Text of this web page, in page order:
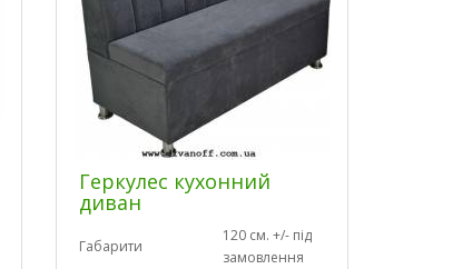
Геркулес кухонний
диван
Габарити
120 см. +/- під
замовлення